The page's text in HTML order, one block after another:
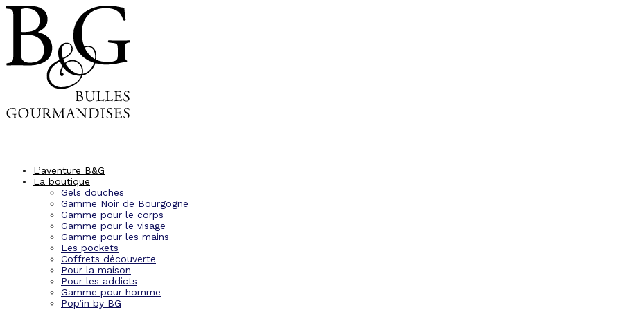
L’aventure B&G
La boutique
Gels douches
Gamme Noir de Bourgogne
Gamme pour le corps
Gamme pour le visage
Gamme pour les mains
Les pockets
Coffrets découverte
Pour la maison
Pour les addicts
Gamme pour homme
Pop’in by BG
Panneau de gestion des cookies